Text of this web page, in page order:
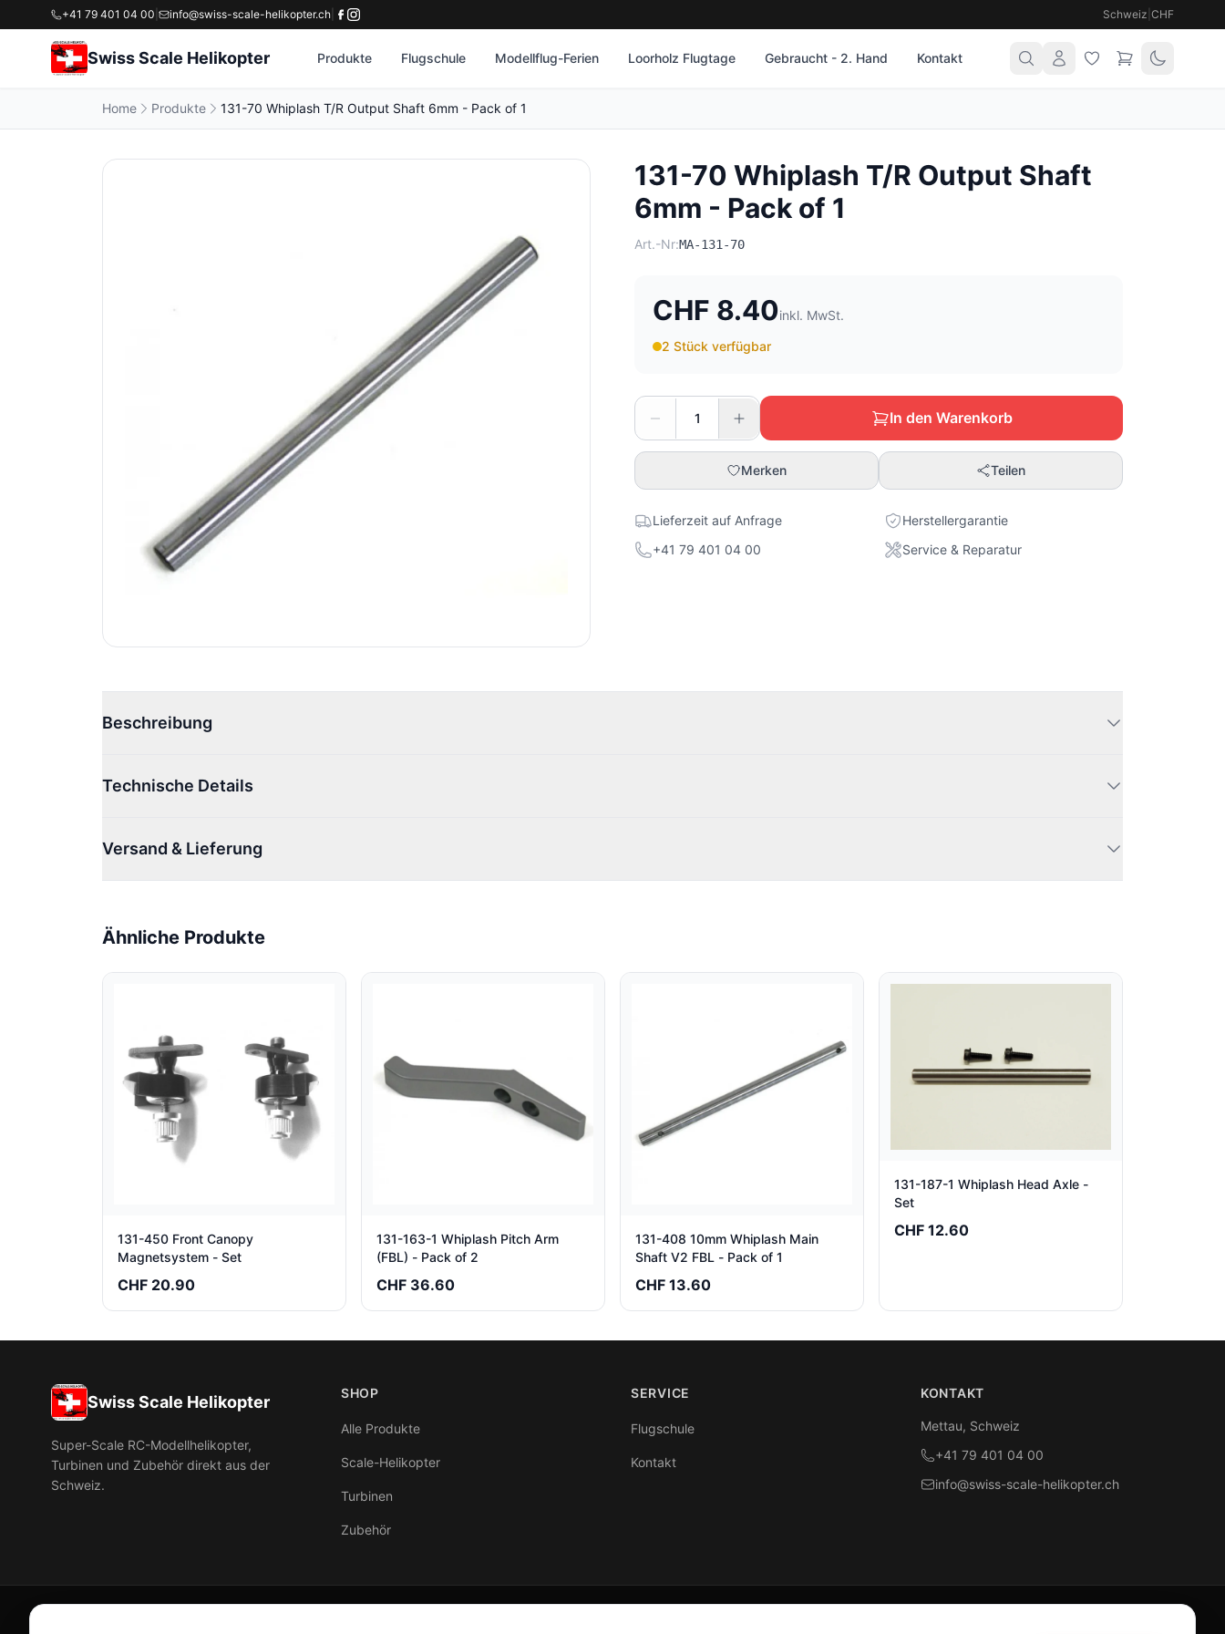
+41 79 401 04 00 info@swiss-scale-helikopter.ch Schweiz CHF
Swiss Scale Helikopter Produkte Flugschule Modellflug-Ferien Loorholz Flugtage Gebraucht - 2. Hand Kontakt
Home Produkte 131-70 Whiplash T/R Output Shaft 6mm - Pack of 1
131-70 Whiplash T/R Output Shaft
6mm - Pack of 1
Art.-Nr:MA-131-70
CHF 8.40inkl. MwSt.
2 Stück verfügbar
In den Warenkorb
Merken Teilen
Lieferzeit auf Anfrage
Herstellergarantie
+41 79 401 04 00
Service & Reparatur
Beschreibung
Technische Details
Versand & Lieferung
Ähnliche Produkte
131-450 Front Canopy
Magnetsystem - Set
CHF 20.90
131-163-1 Whiplash Pitch Arm
(FBL) - Pack of 2
CHF 36.60
131-408 10mm Whiplash Main
Shaft V2 FBL - Pack of 1
CHF 13.60
131-187-1 Whiplash Head Axle -
Set
CHF 12.60
Swiss Scale Helikopter
Super-Scale RC-Modellhelikopter,
Turbinen und Zubehör direkt aus der
Schweiz.
SHOP
Alle Produkte
Scale-Helikopter
Turbinen
Zubehör
SERVICE
Flugschule
Kontakt
KONTAKT
Mettau, Schweiz
+41 79 401 04 00
info@swiss-scale-helikopter.ch